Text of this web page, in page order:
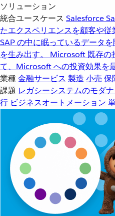
ソリューション
統合ユースケース Salesforce
たエクスペリエンスを顧客や従
SAP の中に眠っているデータ
を生み出す。
Microsoft 既存の
て、Microsoft への投資効果を
業種金融サービス 製造 小売 保
課題 レガシーシステムのモダ
行 ビジネスオートメーション